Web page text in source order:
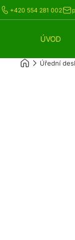
+420 554 281 002
ÚVOD
Úřední